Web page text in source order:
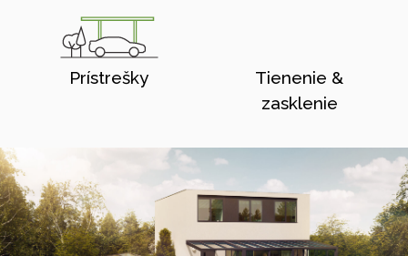
Prístrešky
Tienenie &
zasklenie